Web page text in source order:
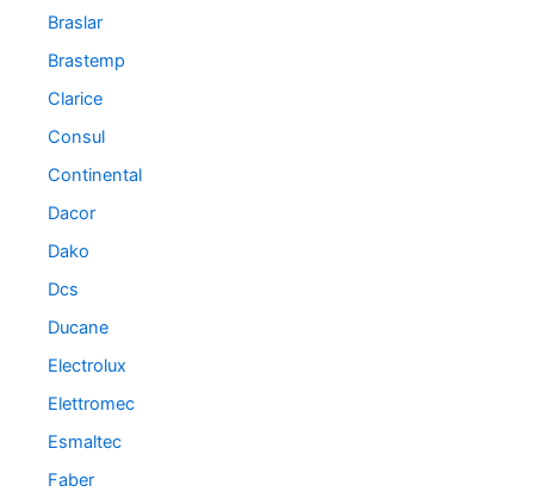
Braslar
Brastemp
Clarice
Consul
Continental
Dacor
Dako
Dcs
Ducane
Electrolux
Elettromec
Esmaltec
Faber